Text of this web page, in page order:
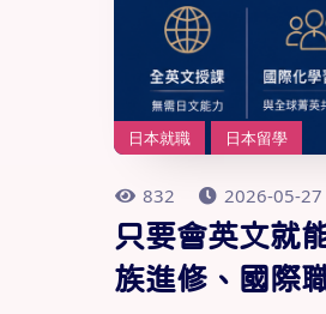
日本就職 日本留學
832 2026-05-
只要會英文就
族進修、國際